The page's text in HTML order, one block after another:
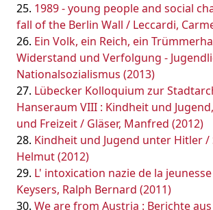
1989 - young people and social
fall of the Berlin Wall / Leccardi,
Ein Volk, ein Reich, ein
Widerstand und Verfolgung -
Nationalsozialismus (2013)
Lübecker Kolloquium zur
Hanseraum VIII : Kindheit und
und Freizeit / Gläser, Manfred (2012)
Kindheit und Jugend unter Hitler /
Helmut (2012)
L' intoxication nazie de la
Keysers, Ralph Bernard (2011)
We are from Austria : Berichte aus